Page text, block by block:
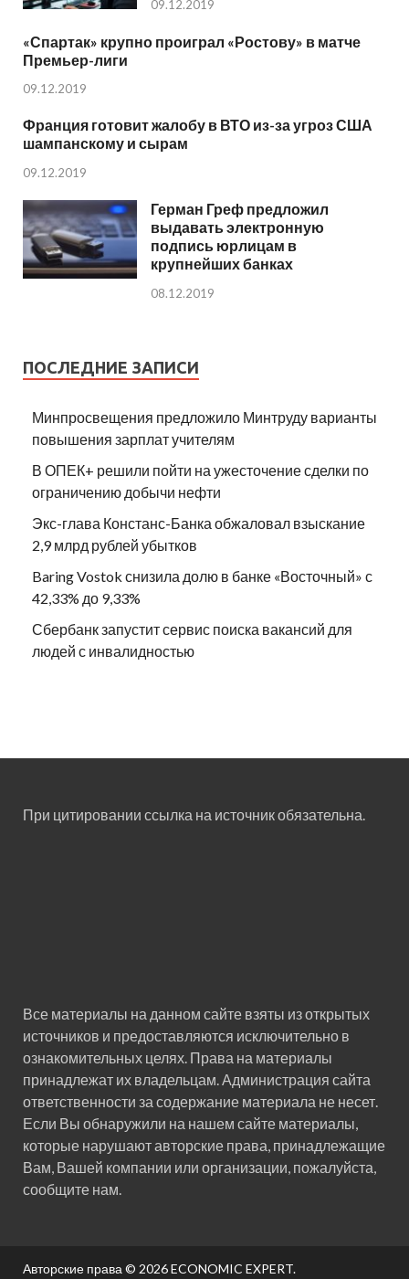
09.12.2019
«Спартак» крупно проиграл «Ростову» в матче
Премьер-лиги
09.12.2019
Франция готовит жалобу в ВТО из-за угроз США
шампанскому и сырам
09.12.2019
Герман Греф предложил
выдавать электронную
подпись юрлицам в
крупнейших банках
08.12.2019
ПОСЛЕДНИЕ ЗАПИСИ
Минпросвещения предложило Минтруду варианты
повышения зарплат учителям
В ОПЕК+ решили пойти на ужесточение сделки по
ограничению добычи нефти
Экс-глава Констанс-Банка обжаловал взыскание
2,9 млрд рублей убытков
Baring Vostok снизила долю в банке «Восточный» с
42,33% до 9,33%
Сбербанк запустит сервис поиска вакансий для
людей с инвалидностью
При цитировании ссылка на источник обязательна.
Все материалы на данном сайте взяты из открытых
источников и предоставляются исключительно в
ознакомительных целях. Права на материалы
принадлежат их владельцам. Администрация сайта
ответственности за содержание материала не несет.
Если Вы обнаружили на нашем сайте материалы,
которые нарушают авторские права, принадлежащие
Вам, Вашей компании или организации, пожалуйста,
сообщите нам.
Авторские права © 2026ECONOMIC EXPERT.